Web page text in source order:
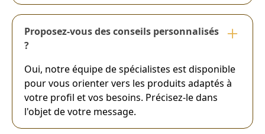
Proposez-vous des conseils personnalisés
?
Oui, notre équipe de spécialistes est disponible
pour vous orienter vers les produits adaptés à
votre profil et vos besoins. Précisez-le dans
l'objet de votre message.